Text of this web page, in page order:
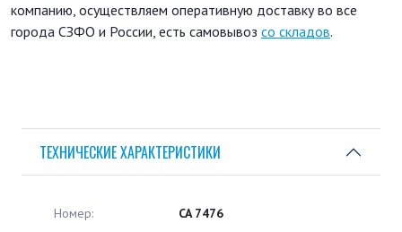
компанию, осуществляем оперативную доставку во все
города СЗФО и России, есть самовывоз со складов.
ТЕХНИЧЕСКИЕ ХАРАКТЕРИСТИКИ
Номер: CA 7476